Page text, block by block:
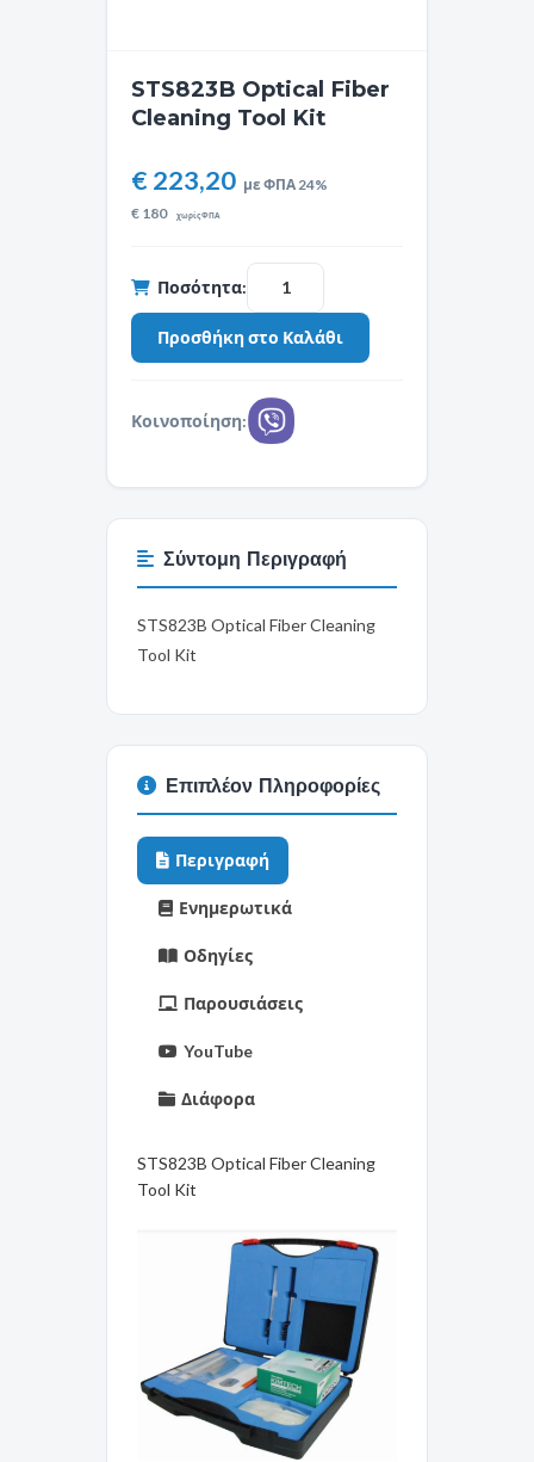
STS823B Optical Fiber
Cleaning Tool Kit
€ 223,20 με ΦΠΑ 24%
€ 180 χωρίς ΦΠΑ
Ποσότητα:
Κοινοποίηση:
Σύντομη Περιγραφή
STS823B Optical Fiber Cleaning
Tool Kit
Επιπλέον Πληροφορίες
Περιγραφή
Ενημερωτικά
Οδηγίες
Παρουσιάσεις
YouTube
Διάφορα
STS823B Optical Fiber Cleaning
Tool Kit